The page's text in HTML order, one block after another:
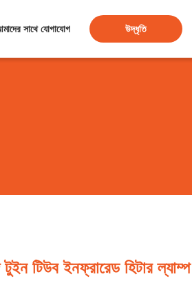
সাথে যোগাযোগ উদ্ধৃতি
টিউব ইনফ্রারেড হিটার ল্যাম্প